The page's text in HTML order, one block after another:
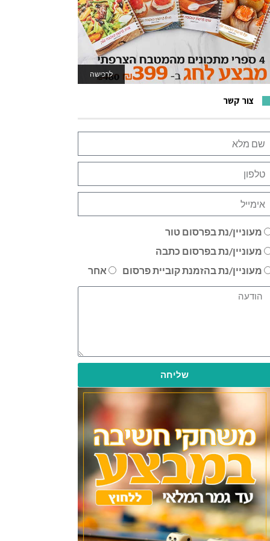
לרכישה
לאתר המשחקים
צור קשר
מעוניין/נת בפרסום טור
מעוניין/נת בפרסום כתבה
מעוניין/נת בהזמנת קוביית פרסום
אחר
שליחה